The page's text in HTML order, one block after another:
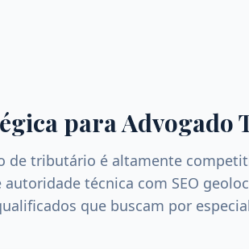
paraAdvogado
de tributário é altamente
técnica com SEO
que buscam por